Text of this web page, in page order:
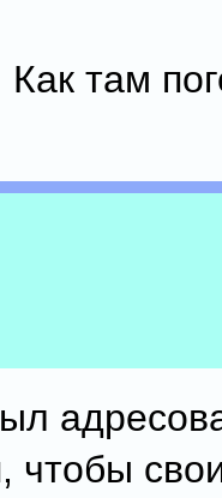
там
чтобы